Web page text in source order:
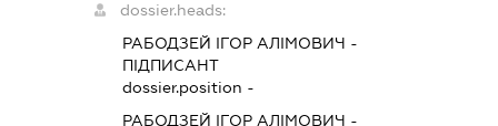
dossier.heads:
РАБОДЗЕЙ ІГОР АЛІМОВИЧ -
ПІДПИСАНТ
dossier.position -
РАБОДЗЕЙ ІГОР АЛІМОВИЧ -